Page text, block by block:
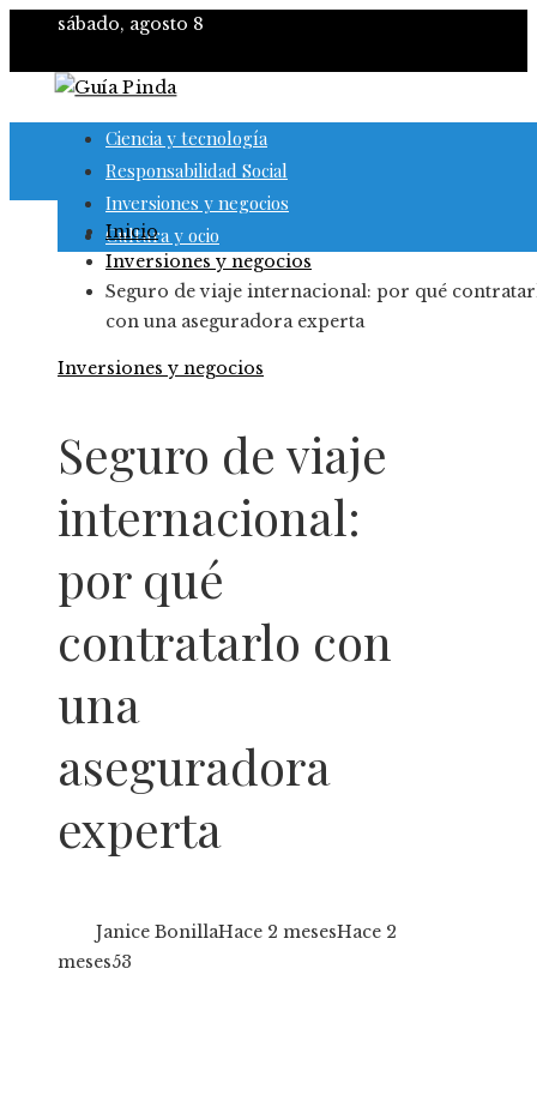
sábado, agosto 8
Ciencia y tecnología
Responsabilidad Social
Inversiones y negocios
Cultura y ocio
Inicio
Inversiones y negocios
Seguro de viaje internacional: por qué
con una aseguradora experta
Inversiones y negocios
Seguro de viaje
internacional:
por qué
contratarlo con
una
aseguradora
experta
Janice BonillaHace 2 mesesHace 2
meses53